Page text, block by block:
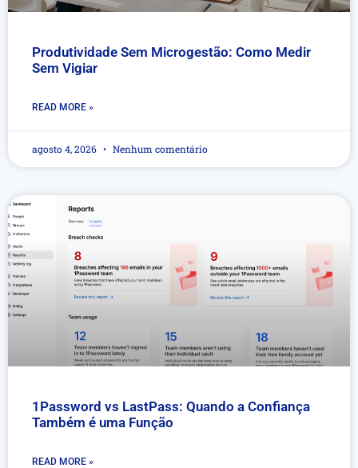
Produtividade Sem Microgestão: Como Medir
Sem Vigiar
READ MORE »
agosto 4, 2026 Nenhum comentário
1Password vs LastPass: Quando a Confiança
Também é uma Função
READ MORE »